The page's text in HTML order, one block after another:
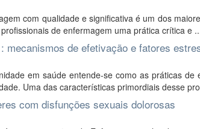
com qualidade e significativa é um dos
de enfermagem uma prática crítica e
mecanismos de efetivação e fatores
em saúde entende-se como as práticas
Uma das características primordiais desse
com disfunções sexuais dolorosas